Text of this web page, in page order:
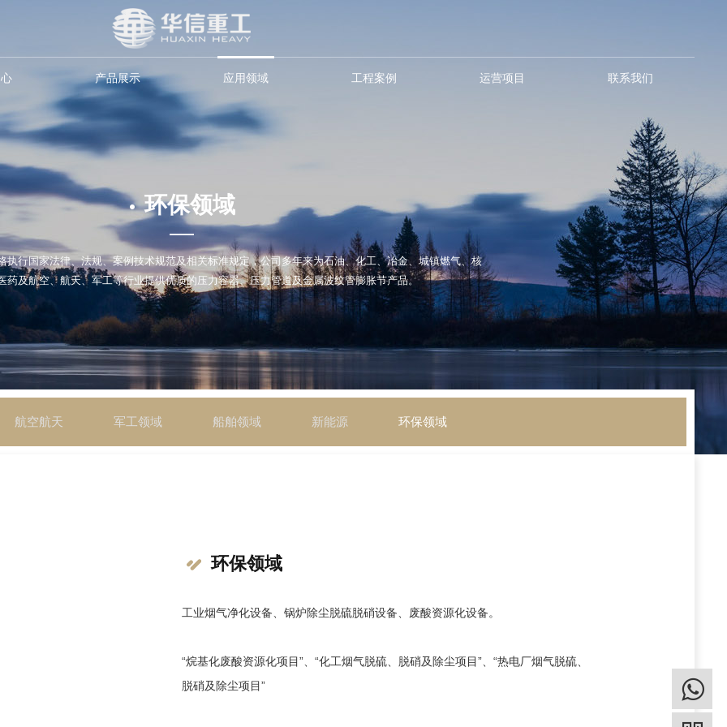
产品展示 应用领域 工程案例 运营项目 联系我们
·环保领域
执行国家法律、法规、案例技术规范及相关标准规定，公司多年来为石油、化工、冶金、城镇燃气、核
药及航空、航天、军工等行业提供优质的压力容器、压力管道及金属波纹管膨胀节产品。
航空航天 军工领域 船舶领域 新能源 环保领域
环保领域
工业烟气净化设备、锅炉除尘脱硫脱硝设备、废酸资源化设备。
“烷基化废酸资源化项目”、“化工烟气脱硫、脱硝及除尘项目”、“热电厂烟气脱硫、
脱硝及除尘项目”